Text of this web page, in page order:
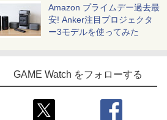
Amazon プライムデー過去最
安! Anker注目プロジェクタ
ー3モデルを使ってみた
GAME Watch をフォローする